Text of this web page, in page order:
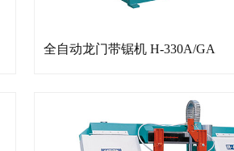
全自动龙门带锯机 H-330A/GA